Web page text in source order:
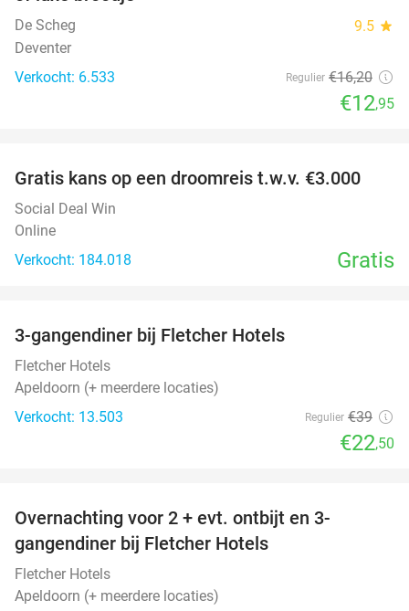
De Scheg 9.5 star
Deventer
Verkocht: 6.533
Regulier €16,20
€12,95
Gratis kans op een droomreis t.w.v. €3.000
Social Deal Win
Online
Verkocht: 184.018
Gratis
3-gangendiner bij Fletcher Hotels
Fletcher Hotels
Apeldoorn (+ meerdere locaties)
Verkocht: 13.503
Regulier €39
€22,50
Overnachting voor 2 + evt. ontbijt en 3-
gangendiner bij Fletcher Hotels
Fletcher Hotels
Apeldoorn (+ meerdere locaties)